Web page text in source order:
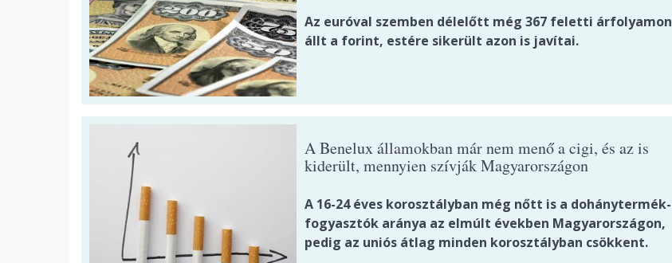
Az euróval szemben délelőtt még 367 feletti árfolyamon
állt a forint, estére sikerült azon is javítai.
A Benelux államokban már nem menő a cigi, és az is
kiderült, mennyien szívják Magyarországon
A 16-24 éves korosztályban még nőtt is a dohánytermék-
fogyasztók aránya az elmúlt években Magyarországon,
pedig az uniós átlag minden korosztályban csökkent.